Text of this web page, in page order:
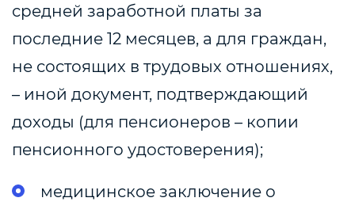
средней заработной платы за
последние 12 месяцев, а для граждан,
не состоящих в трудовых отношениях,
– иной документ, подтверждающий
доходы (для пенсионеров – копии
пенсионного удостоверения);
медицинское заключение о